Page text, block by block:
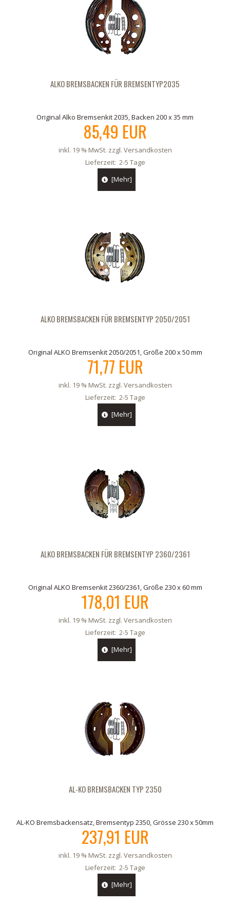
ALKO BREMSBACKEN FÜR BREMSENTYP2035
Original Alko Bremsenkit 2035, Backen 200 x 35 mm
85,49 EUR
inkl. 19 % MwSt. zzgl. Versandkosten
Lieferzeit: 2-5 Tage
[Mehr]
ALKO BREMSBACKEN FÜR BREMSENTYP 2050/2051
Original ALKO Bremsenkit 2050/2051, Größe 200 x 50 mm
71,77 EUR
inkl. 19 % MwSt. zzgl. Versandkosten
Lieferzeit: 2-5 Tage
[Mehr]
ALKO BREMSBACKEN FÜR BREMSENTYP 2360/2361
Original ALKO Bremsenkit 2360/2361, Größe 230 x 60 mm
178,01 EUR
inkl. 19 % MwSt. zzgl. Versandkosten
Lieferzeit: 2-5 Tage
[Mehr]
AL-KO BREMSBACKEN TYP 2350
AL-KO Bremsbackensatz, Bremsentyp 2350, Grösse 230 x 50mm
237,91 EUR
inkl. 19 % MwSt. zzgl. Versandkosten
Lieferzeit: 2-5 Tage
[Mehr]